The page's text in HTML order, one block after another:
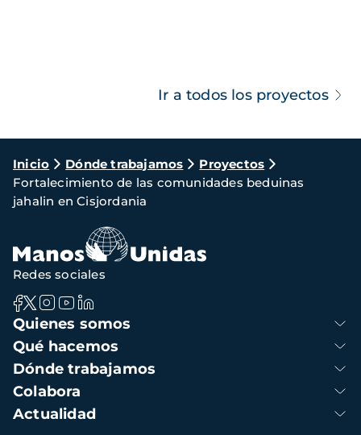
Ir a todos los proyectos
Ruta
de
navegación
Inicio Dónde trabajamos
Proyectos
Fortalecimiento de las comunidades beduinas
jahalin en Cisjordania
Navegación
principal
Quienes somos
Qué hacemos
Dónde trabajamos
Colabora
Actualidad
Redes sociales